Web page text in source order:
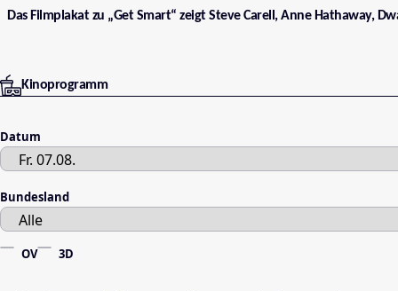
Das Filmplakat zu „Get Smart“ zeigt Steve Carell, Anne Hathaway,
Kinoprogramm
Datum
Bundesland
OV 3D